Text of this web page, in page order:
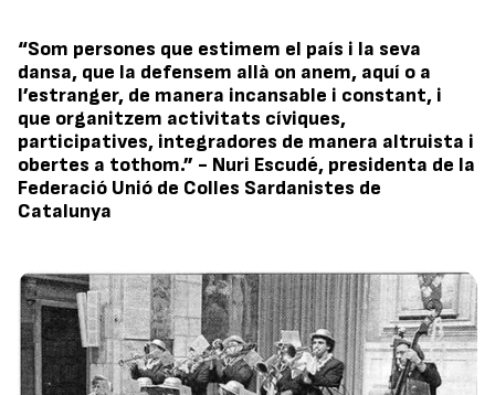
“Som persones que estimem el país i la seva
dansa, que la defensem allà on anem, aquí o a
l’estranger, de manera incansable i constant, i
que organitzem activitats cíviques,
participatives, integradores de manera altruista i
obertes a tothom.” - Nuri Escudé, presidenta de la
Federació Unió de Colles Sardanistes de
Catalunya